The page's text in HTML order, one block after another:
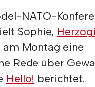
NATO-
Sophie,
am Montag eine
Rede über
Hello! berichtet.